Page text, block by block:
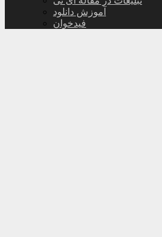
آموزش دانلود
فیدخوان